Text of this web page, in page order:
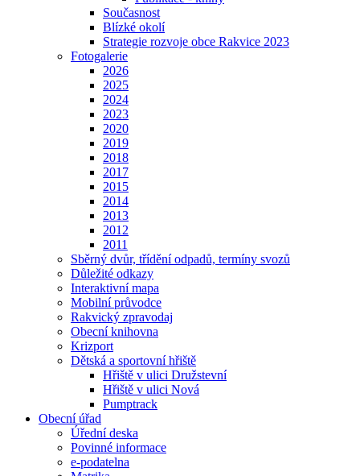
Současnost
Blízké okolí
Strategie rozvoje obce Rakvice 2023
Fotogalerie
2026
2025
2024
2023
2020
2019
2018
2017
2015
2014
2013
2012
2011
Sběrný dvůr, třídění odpadů, termíny svozů
Důležité odkazy
Interaktivní mapa
Mobilní průvodce
Rakvický zpravodaj
Obecní knihovna
Krizport
Dětská a sportovní hřiště
Hřiště v ulici Družstevní
Hřiště v ulici Nová
Pumptrack
Obecní úřad
Úřední deska
Povinné informace
e-podatelna